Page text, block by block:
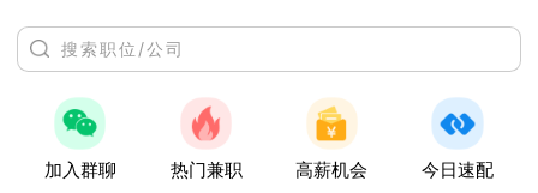
加入群聊 热门兼职 高薪机会 今日速配